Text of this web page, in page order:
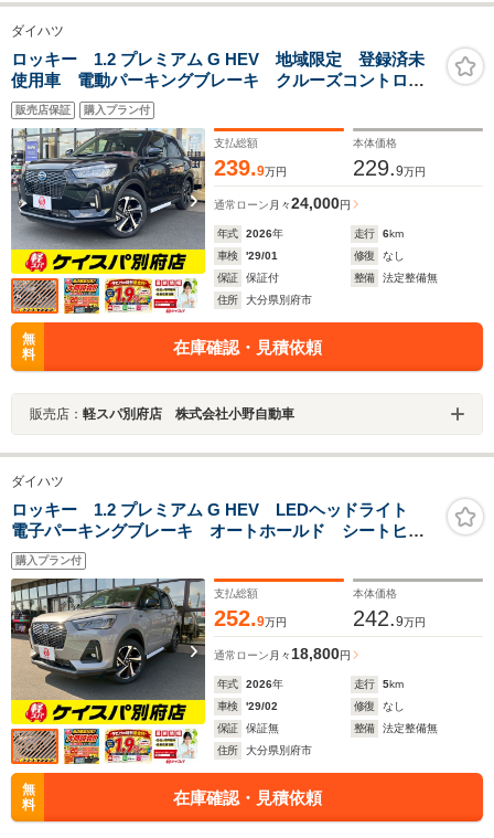
ダイハツ
ロッキー 1.2 プレミアム G HEV 地域限定 登録済未
使用車 電動パーキングブレーキ クルーズコントロー
ル
販売店保証 購入プラン付
支払総額
239.9万円
本体価格
229.9万円
通常ローン 月々24,000円
年式 2026年 走行 6km
車検
'29/01 修復
なし
保証
保証付 整備
法定整備無
住所
大分県別府市
無
料
在庫確認・見積依頼
販売店： 軽スパ別府店 株式会社小野自動車
ダイハツ
ロッキー 1.2 プレミアム G HEV LEDヘッドライト
電子パーキングブレーキ オートホールド シートヒー
ター
購入プラン付
支払総額
252.9万円
本体価格
242.9万円
通常ローン 月々18,800円
年式 2026年 走行 5km
車検
'29/02 修復
なし
保証
保証無 整備
法定整備無
住所
大分県別府市
無
料
在庫確認・見積依頼